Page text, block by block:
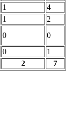
1
4
1
2
0
0
0
1
2 7